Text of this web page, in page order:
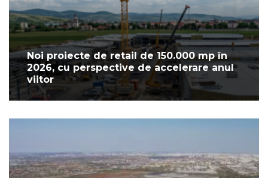
Noi proiecte de retail de 150.000 mp în
2026, cu perspective de accelerare anul
viitor